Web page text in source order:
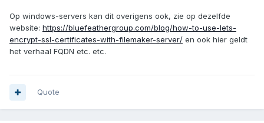
Op windows-servers kan dit overigens ook, zie op dezelfde
website: https://bluefeathergroup.com/blog/how-to-use-lets-
encrypt-ssl-certificates-with-filemaker-server/ en ook hier geldt
het verhaal FQDN etc. etc.
Quote